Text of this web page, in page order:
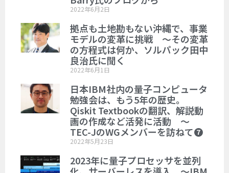
2022年6月2日
拠点も土地勘もない沖縄で、事業
モデルの変革に挑戦 ～その変革
の方程式は何か、ソルパック田中
良治氏に聞く
2022年6月1日
日本IBM社内の量子コンピュータ
勉強会は、もう5年の歴史。
Qiskit Textbookの翻訳、解説動
画の作成など活発に活動 ～
TEC-JのWGメンバーを訪ねて❼
2022年5月23日
2023年に量子プロセッサを並列